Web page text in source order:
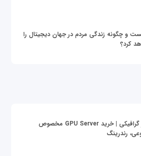
و چگونه زندگی مردم در جهان دیجیتال را
کرد؟
قیمت سرور گرافیکی | خرید GPU Server مخصوص
رندرینگ